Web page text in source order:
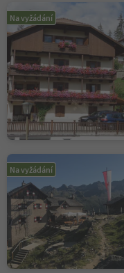
Na vyžádání
Na vyžádání